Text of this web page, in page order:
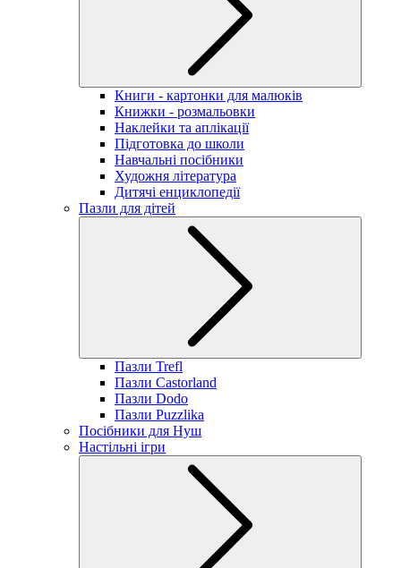
Книги - картонки для малюків
Книжки - розмальовки
Наклейки та аплікації
Підготовка до школи
Навчальні посібники
Художня література
Дитячі енциклопедії
Пазли для дітей
Пазли Trefl
Пазли Castorland
Пазли Dodo
Пазли Puzzlika
Посібники для Нуш
Настільні ігри